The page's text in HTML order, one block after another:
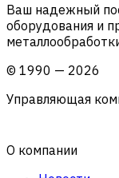
Ваш надежный
оборудования и
© 1990 — 2026
Управляющая
О компании